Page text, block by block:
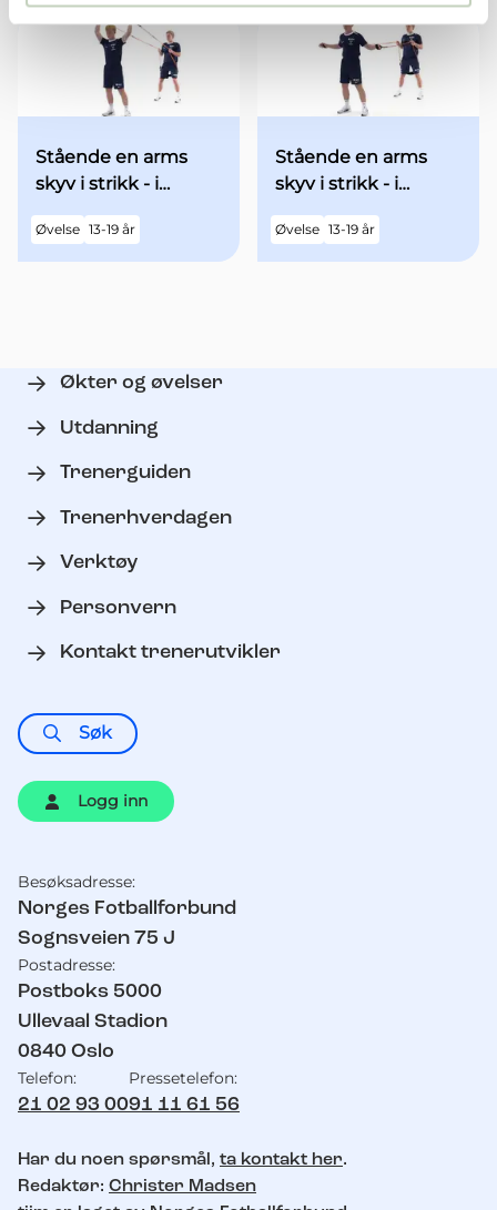
Stående en arms
skyv i strikk - i
utgangsstilling med
begge armene over
hodet
Øvelse 13-19 år
Stående en arms
skyv i strikk - i
utgangsstilling med
begge armene
"90grader" ut til
Øvelse 13-19 år
Økter og øvelser
Utdanning
Trenerguiden
Trenerhverdagen
Verktøy
Personvern
Kontakt trenerutvikler
Søk
Logg inn
Kontaktinformasjon
Besøksadresse:
Norges Fotballforbund
Sognsveien 75 J
Postadresse:
Postboks 5000
Ullevaal Stadion
0840 Oslo
Telefon:
21 02 93 00
Pressetelefon:
91 11 61 56
Har du noen spørsmål, ta kontakt her.
Redaktør: Christer Madsen